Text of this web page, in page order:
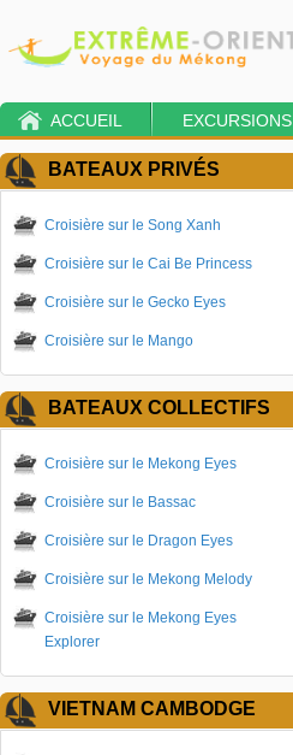
ACCUEIL EXCURSIONS
BATEAUX PRIVÉS
Croisière sur le Song Xanh
Croisière sur le Cai Be Princess
Croisière sur le Gecko Eyes
Croisière sur le Mango
BATEAUX COLLECTIFS
Croisière sur le Mekong Eyes
Croisière sur le Bassac
Croisière sur le Dragon Eyes
Croisière sur le Mekong Melody
Croisière sur le Mekong Eyes
Explorer
VIETNAM CAMBODGE